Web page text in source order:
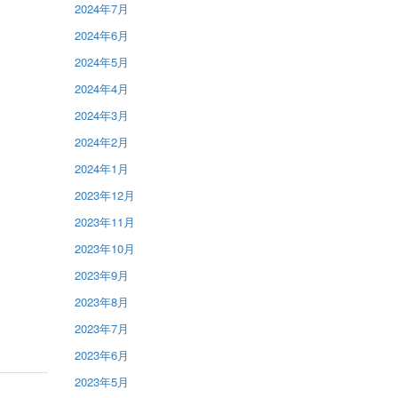
2024年7月
2024年6月
2024年5月
2024年4月
2024年3月
2024年2月
2024年1月
2023年12月
2023年11月
2023年10月
2023年9月
2023年8月
2023年7月
2023年6月
2023年5月